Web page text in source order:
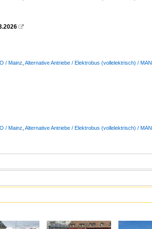

/ Mainz Alternative Antriebe / Elektrobus (vollelektrisch) / MAN
/ Mainz Alternative Antriebe / Elektrobus (vollelektrisch) / MAN